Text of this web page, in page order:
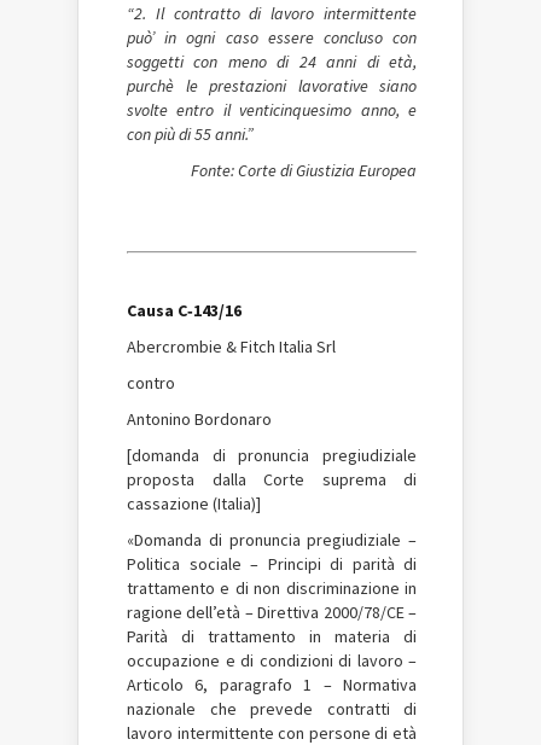
“2. Il contratto di lavoro intermittente
può’ in ogni caso essere concluso con
soggetti con meno di 24 anni di età,
purchè le prestazioni lavorative siano
svolte entro il venticinquesimo anno, e
con più di 55 anni.”
Fonte: Corte di Giustizia Europea
Causa C‑143/16
Abercrombie & Fitch Italia Srl
contro
Antonino Bordonaro
[domanda di pronuncia pregiudiziale
proposta dalla Corte suprema di
cassazione (Italia)]
«Domanda di pronuncia pregiudiziale –
Politica sociale – Principi di parità di
trattamento e di non discriminazione in
ragione dell’età – Direttiva 2000/78/CE –
Parità di trattamento in materia di
occupazione e di condizioni di lavoro –
Articolo 6, paragrafo 1 – Normativa
nazionale che prevede contratti di
lavoro intermittente con persone di età